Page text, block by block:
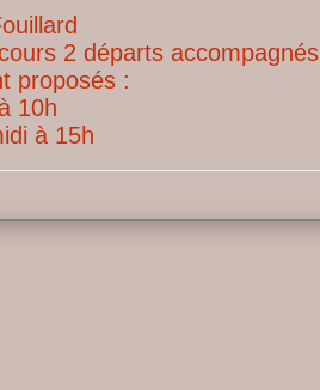
2 départs accompagnés
proposés :
10h
à 15h